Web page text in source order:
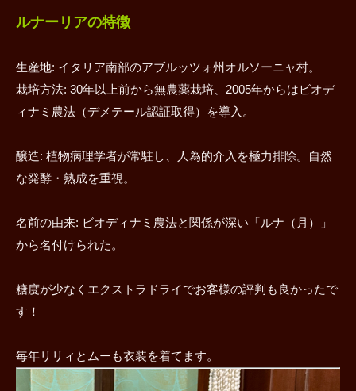
ルナーリアの特徴
生産地: イタリア南部のアブルッツォ州オルソーニャ村。
栽培方法: 30年以上前から無農薬栽培、2005年からはビオデ
ィナミ農法（デメテール認証取得）を導入。
醸造: 植物病理学者が常駐し、人為的介入を極力排除。自然
な発酵・熟成を重視。
名前の由来: ビオディナミ農法と関係が深い「ルナ（月）」
から名付けられた。
糖度が少なくエクストラドライでお客様の評判も良かったで
す！
毎年リリィとムーも衣装を着てます。